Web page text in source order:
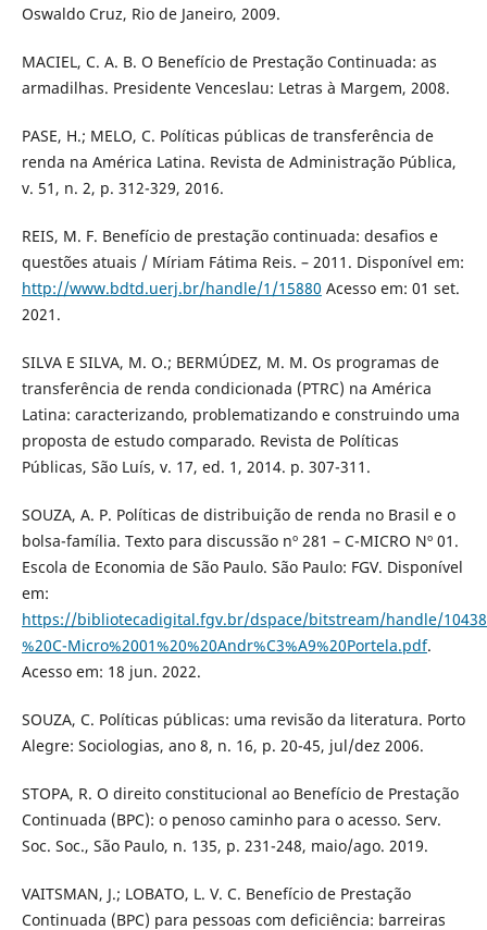
Oswaldo Cruz, Rio de Janeiro, 2009.
MACIEL, C. A. B. O Benefício de Prestação Continuada: as
armadilhas. Presidente Venceslau: Letras à Margem, 2008.
PASE, H.; MELO, C. Políticas públicas de transferência de
renda na América Latina. Revista de Administração Pública,
v. 51, n. 2, p. 312-329, 2016.
REIS, M. F. Benefício de prestação continuada: desafios e
questões atuais / Míriam Fátima Reis. – 2011. Disponível em:
http://www.bdtd.uerj.br/handle/1/15880 Acesso em: 01 set.
2021.
SILVA E SILVA, M. O.; BERMÚDEZ, M. M. Os programas de
transferência de renda condicionada (PTRC) na América
Latina: caracterizando, problematizando e construindo uma
proposta de estudo comparado. Revista de Políticas
Públicas, São Luís, v. 17, ed. 1, 2014. p. 307-311.
SOUZA, A. P. Políticas de distribuição de renda no Brasil e o
bolsa-família. Texto para discussão nº 281 – C-MICRO Nº 01.
Escola de Economia de São Paulo. São Paulo: FGV. Disponível
em:
https://bibliotecadigital.fgv.br/dspace/bitstream/handle/
%20C-Micro%2001%20%20Andr%C3%A9%20Portela.pdf.
Acesso em: 18 jun. 2022.
SOUZA, C. Políticas públicas: uma revisão da literatura. Porto
Alegre: Sociologias, ano 8, n. 16, p. 20-45, jul/dez 2006.
STOPA, R. O direito constitucional ao Benefício de Prestação
Continuada (BPC): o penoso caminho para o acesso. Serv.
Soc. Soc., São Paulo, n. 135, p. 231-248, maio/ago. 2019.
VAITSMAN, J.; LOBATO, L. V. C. Benefício de Prestação
Continuada (BPC) para pessoas com deficiência: barreiras